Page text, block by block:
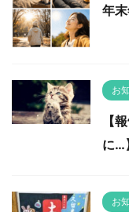
年
お
【
に…】
お